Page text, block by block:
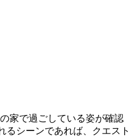
家で過ごしている姿が確認
るシーンであれば、クエスト